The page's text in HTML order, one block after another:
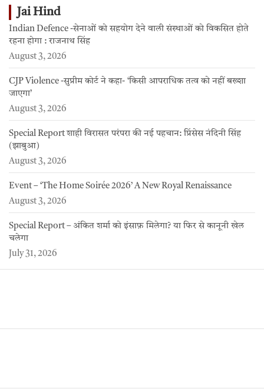
Jai Hind
Indian Defence -सेनाओं को सहयोग देने वाली संस्थाओं को विकसित होते
रहना होगा : राजनाथ सिंह
August 3, 2026
CJP Violence -सुप्रीम कोर्ट ने कहा- ‘किसी आपराधिक तत्व को नहीं बख्शा
जाएगा’
August 3, 2026
Special Report शाही विरासत परंपरा की नई पहचान: प्रिंसेस नंदिनी सिंह
(झाबुआ)
August 3, 2026
Event – ‘The Home Soirée 2026’ A New Royal Renaissance
August 3, 2026
Special Report – अंकित शर्मा को इंसाफ़ मिलेगा? या फिर से कानूनी खेल
चलेगा
July 31, 2026